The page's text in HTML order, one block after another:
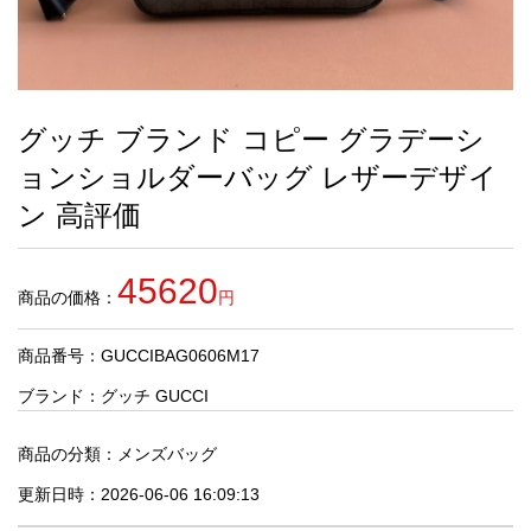
お
す
す
め
商
人
気
商
グッチ ブランド コピー グラデーシ
ョンショルダーバッグ レザーデザイ
ン 高評価
商品の価格： 45620円
商品番号：GUCCIBAG0606M17
ブランド： グッチ GUCCI
商品の分類： メンズバッグ
更新日時：2026-06-06 16:09:13